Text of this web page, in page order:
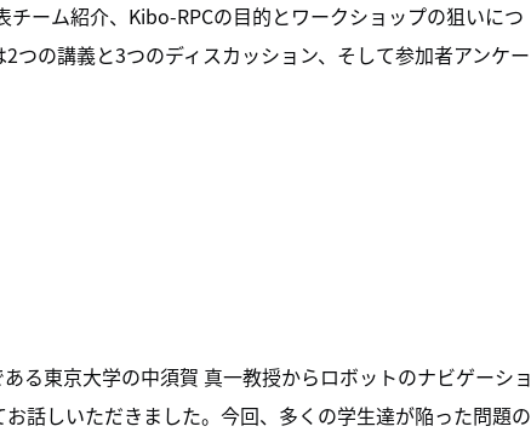
ーム紹介、Kibo-RPCの目的とワークショップの狙いにつ
つの講義と3つのディスカッション、そして参加者アンケー
る東京大学の中須賀 真一教授からロボットのナビゲーショ
話しいただきました。今回、多くの学生達が陥った問題の